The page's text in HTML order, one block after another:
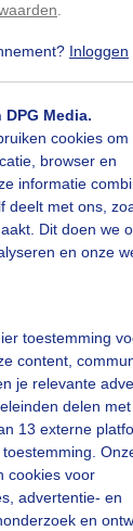
Inloggen
Media.
cookies om
browser en
informatie
deelt met ons,
Dit doen we
en onze
toestemming
content,
je relevante
delen
13 externe
cookies voor
advertentie- en
en
het autoruiten
34x bekeken
elke dag deze
te passen